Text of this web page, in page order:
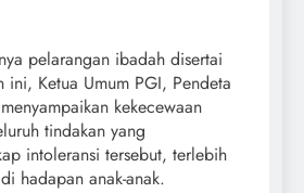
pelarangan ibadah disertai
ini, Ketua Umum PGI, Pendeta
kekecewaan
tindakan yang
intoleransi tersebut, terlebih
hadapan anak-anak.